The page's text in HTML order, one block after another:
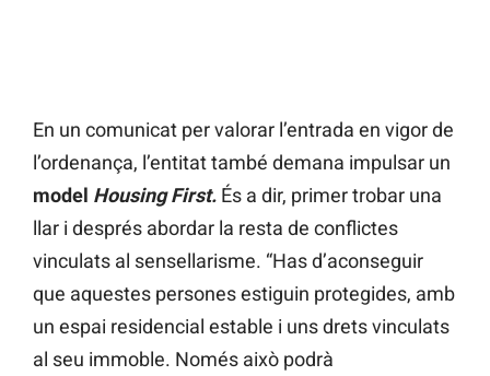
En un comunicat per valorar l’entrada en vigor de
l’ordenança, l’entitat també demana impulsar un
model Housing First. És a dir, primer trobar una
llar i després abordar la resta de conflictes
vinculats al sensellarisme. “Has d’aconseguir
que aquestes persones estiguin protegides, amb
un espai residencial estable i uns drets vinculats
al seu immoble. Només això podrà